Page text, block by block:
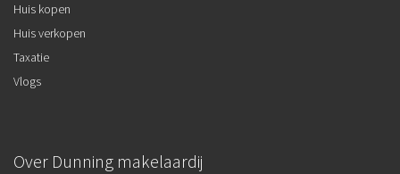
Huis kopen
Huis verkopen
Taxatie
Vlogs
Over Dunning makelaardij